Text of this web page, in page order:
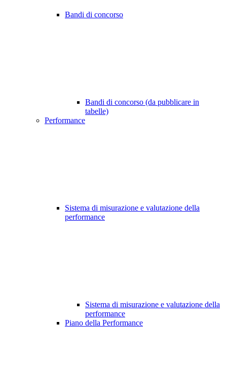
Bandi di concorso
Bandi di concorso (da pubblicare in
tabelle)
Performance
Sistema di misurazione e valutazione della
performance
Sistema di misurazione e valutazione della
performance
Piano della Performance